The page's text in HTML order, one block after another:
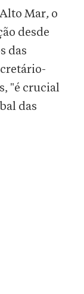
Mar, o
desde
das
"é crucial
das